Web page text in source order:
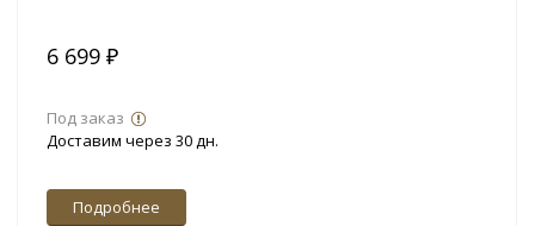
6 699 ₽
Под заказ
Доставим через 30 дн.
Подробнее